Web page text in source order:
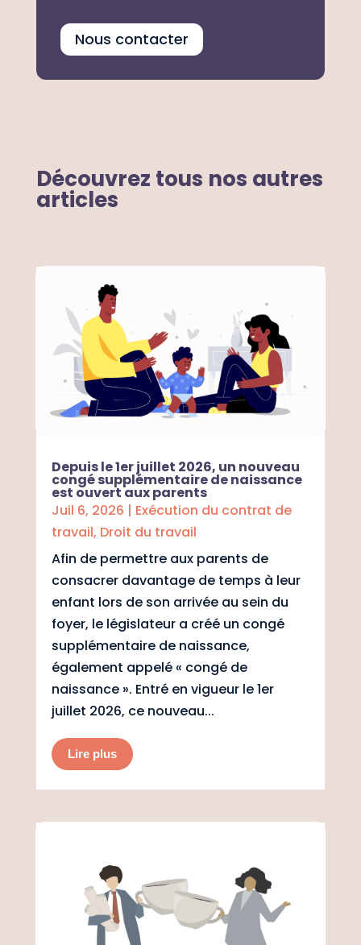
Nous contacter
Découvrez tous nos autres
articles
Depuis le 1er juillet 2026, un nouveau
congé supplémentaire de naissance
est ouvert aux parents
Juil 6, 2026 | Exécution du contrat de
travail, Droit du travail
Afin de permettre aux parents de
consacrer davantage de temps à leur
enfant lors de son arrivée au sein du
foyer, le législateur a créé un congé
supplémentaire de naissance,
également appelé « congé de
naissance ». Entré en vigueur le 1er
juillet 2026, ce nouveau...
Lire plus